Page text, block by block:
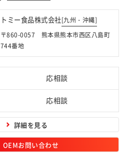
トミー食品株式会社[九州・沖縄]
〒860-0057 熊本県熊本市西区八島町
744番地
応相談
応相談
詳細を見る
OEMお問い合わせ